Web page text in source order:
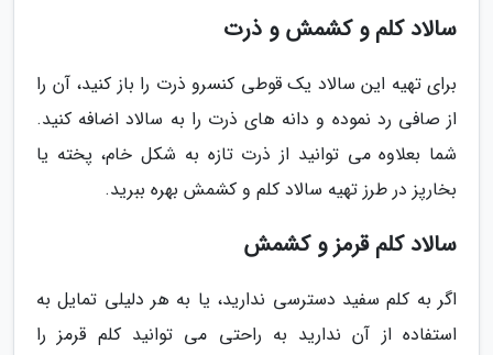
سالاد کلم و کشمش و ذرت
برای تهیه این سالاد یک قوطی کنسرو ذرت را باز کنید، آن را
از صافی رد نموده و دانه های ذرت را به سالاد اضافه کنید.
شما بعلاوه می توانید از ذرت تازه به شکل خام، پخته یا
بخارپز در طرز تهیه سالاد کلم و کشمش بهره ببرید.
سالاد کلم قرمز و کشمش
اگر به کلم سفید دسترسی ندارید، یا به هر دلیلی تمایل به
استفاده از آن ندارید به راحتی می توانید کلم قرمز را